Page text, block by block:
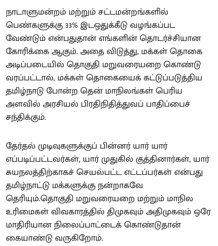
நாடாளுமன்றம் மற்றும் சட்டமன்றங்களில்
பெண்களுக்கு 33% இடஒதுக்கீடு வழங்கப்பட
வேண்டும் என்பதுதான் எங்களின் தொடர்ச்சியான
கோரிக்கை ஆகும். அதை விடுத்து, மக்கள் தொகை
அடிப்படையில் தொகுதி மறுவரையறை கொண்டு
வரப்பட்டால், மக்கள் தொகையைக் கட்டுப்படுத்திய
தமிழ்நாடு போன்ற தென் மாநிலங்கள் பெரிய
அளவில் அரசியல் பிரதிநிதித்துவப் பாதிப்பைச்
சந்திக்கும்.
தேர்தல் முடிவுகளுக்குப் பின்னர் யார் யார்
எப்படிப்பட்டவர்கள், யார் முதுகில் குத்தினார்கள், யார்
சுயநலத்திற்காகச் செயல்பட்ட எட்டப்பர்கள் என்பது
தமிழ்நாட்டு மக்களுக்கு நன்றாகவே
தெரியும்.தொகுதி மறுவரையறை மற்றும் மாநில
உரிமைகள் விவகாரத்தில் திமுகவும் அதிமுகவும் ஒரே
மாதிரியான நிலைப்பாட்டைக் கொண்டுதான்
கையாண்டு வருகிறோம்.